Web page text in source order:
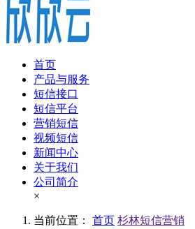
首页
产品与服务
短信接口
短信平台
营销短信
视频短信
新闻中心
关于我们
公司简介
×
当前位置： 首页 杉林短信营销